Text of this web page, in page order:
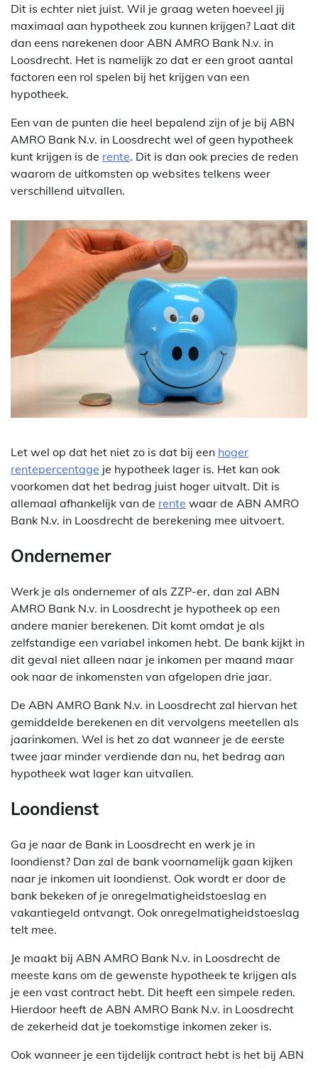
Dit is echter niet juist. Wil je graag weten hoeveel jij
maximaal aan hypotheek zou kunnen krijgen? Laat dit
dan eens narekenen door ABN AMRO Bank N.v. in
Loosdrecht. Het is namelijk zo dat er een groot aantal
factoren een rol spelen bij het krijgen van een
hypotheek.
Een van de punten die heel bepalend zijn of je bij ABN
AMRO Bank N.v. in Loosdrecht wel of geen hypotheek
kunt krijgen is de rente. Dit is dan ook precies de reden
waarom de uitkomsten op websites telkens weer
verschillend uitvallen.
Let wel op dat het niet zo is dat bij een hoger
rentepercentage je hypotheek lager is. Het kan ook
voorkomen dat het bedrag juist hoger uitvalt. Dit is
allemaal afhankelijk van de rente waar de ABN AMRO
Bank N.v. in Loosdrecht de berekening mee uitvoert.
Ondernemer
Werk je als ondernemer of als ZZP-er, dan zal ABN
AMRO Bank N.v. in Loosdrecht je hypotheek op een
andere manier berekenen. Dit komt omdat je als
zelfstandige een variabel inkomen hebt. De bank kijkt in
dit geval niet alleen naar je inkomen per maand maar
ook naar de inkomensten van afgelopen drie jaar.
De ABN AMRO Bank N.v. in Loosdrecht zal hiervan het
gemiddelde berekenen en dit vervolgens meetellen als
jaarinkomen. Wel is het zo dat wanneer je de eerste
twee jaar minder verdiende dan nu, het bedrag aan
hypotheek wat lager kan uitvallen.
Loondienst
Ga je naar de Bank in Loosdrecht en werk je in
loondienst? Dan zal de bank voornamelijk gaan kijken
naar je inkomen uit loondienst. Ook wordt er door de
bank bekeken of je onregelmatigheidstoeslag en
vakantiegeld ontvangt. Ook onregelmatigheidstoeslag
telt mee.
Je maakt bij ABN AMRO Bank N.v. in Loosdrecht de
meeste kans om de gewenste hypotheek te krijgen als
je een vast contract hebt. Dit heeft een simpele reden.
Hierdoor heeft de ABN AMRO Bank N.v. in Loosdrecht
de zekerheid dat je toekomstige inkomen zeker is.
Ook wanneer je een tijdelijk contract hebt is het bij ABN